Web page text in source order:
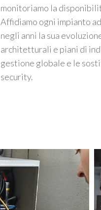
monitoriamo la
Affidiamo ogni impianto
negli anni la sua
architetturali e piani di
gestione globale e le
security.